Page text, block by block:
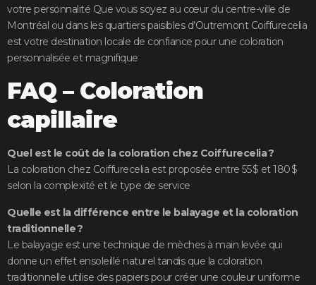
votre personnalité Que vous soyez au cœur du centre-ville de
Montréal ou dans les quartiers paisibles d’Outremont Coiffurecelia
est votre destination locale de confiance pour une coloration
personnalisée et magnifique
FAQ – Coloration
capillaire
Quel est le coût de la coloration chez Coiffurecelia ?
La coloration chez Coiffurecelia est proposée entre 55 $ et 180 $
selon la complexité et le type de service
Quelle est la différence entre le balayage et la coloration
traditionnelle ?
Le balayage est une technique de mèches à main levée qui
donne un effet ensoleillé naturel tandis que la coloration
traditionnelle utilise des papiers pour créer une couleur uniforme